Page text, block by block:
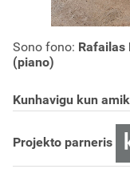
Sono fono: Rafailas
(piano)
Kunhavigu kun
Projekto parneris